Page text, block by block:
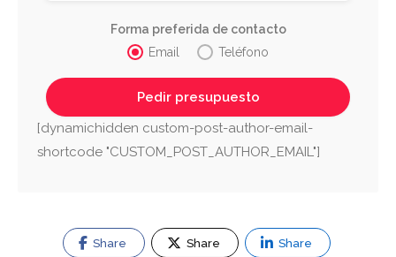
Forma preferida de contacto
Email
Teléfono
[dynamichidden custom-post-author-email-
shortcode "CUSTOM_POST_AUTHOR_EMAIL"]
Share Share Share